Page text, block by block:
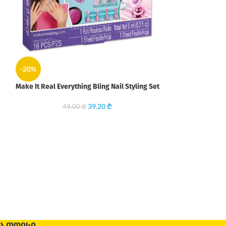
-20%
Make It Real Everything Bling Nail Styling Set
49.00₾ 39.20₾